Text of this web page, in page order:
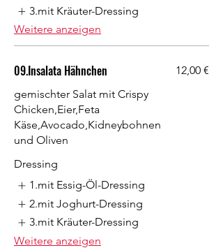
3.mit Kräuter-Dressing
Weitere anzeigen
09.Insalata Hähnchen
gemischter Salat mit Crispy
Chicken,Eier,Feta
Käse,Avocado,Kidneybohnen
und Oliven
12,00 €
Dressing
1.mit Essig-Öl-Dressing
2.mit Joghurt-Dressing
3.mit Kräuter-Dressing
Weitere anzeigen